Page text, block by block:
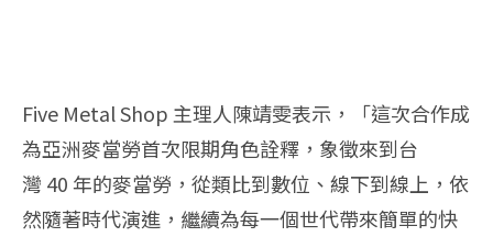
Five Metal Shop 主理人陳靖雯表示，「這次合作成
為亞洲麥當勞首次限期角色詮釋， 象徵來到台
灣 40 年的麥當勞，從類比到數位、線下到線上，依
然隨著時代演進， 繼續為每一個世代帶來簡單的快